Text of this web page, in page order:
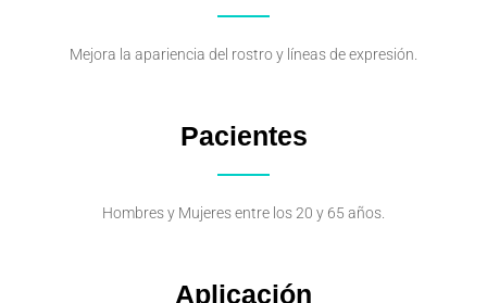
Mejora la apariencia del rostro y líneas de expresión.
Pacientes
Hombres y Mujeres entre los 20 y 65 años.
Aplicación